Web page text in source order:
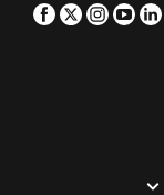
Facebook
Twitter